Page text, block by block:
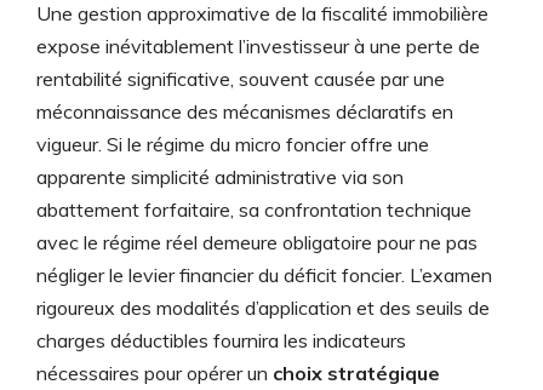
Une gestion approximative de la fiscalité immobilière
expose inévitablement l’investisseur à une perte de
rentabilité significative, souvent causée par une
méconnaissance des mécanismes déclaratifs en
vigueur. Si le régime du micro foncier offre une
apparente simplicité administrative via son
abattement forfaitaire, sa confrontation technique
avec le régime réel demeure obligatoire pour ne pas
négliger le levier financier du déficit foncier. L’examen
rigoureux des modalités d’application et des seuils de
charges déductibles fournira les indicateurs
nécessaires pour opérer un choix stratégique